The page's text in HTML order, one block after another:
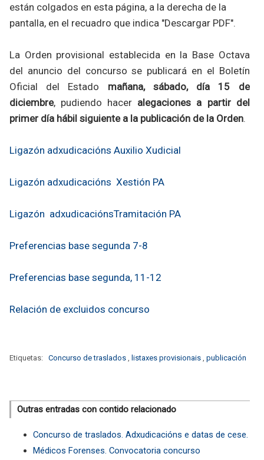
están colgados en esta página, a la derecha de la
pantalla, en el recuadro que indica "Descargar PDF".
La Orden provisional establecida en la Base Octava
del anuncio del concurso se publicará en el Boletín
Oficial del Estado mañana, sábado, día 15 de
diciembre, pudiendo hacer alegaciones a partir del
primer día hábil siguiente a la publicación de la Orden.
Ligazón adxudicacións Auxilio Xudicial
Ligazón adxudicacións Xestión PA
Ligazón adxudicaciónsTramitación PA
Preferencias base segunda 7-8
Preferencias base segunda, 11-12
Relación de excluidos concurso
Etiquetas: Concurso de traslados listaxes provisionais publicación
Outras entradas con contido relacionado
Concurso de traslados. Adxudicacións e datas de cese.
Médicos Forenses. Convocatoria concurso